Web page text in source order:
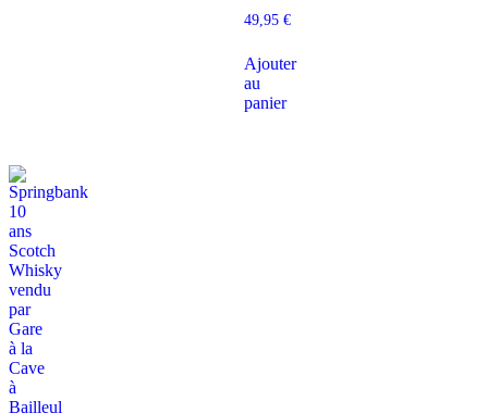
49,95 €
Ajouter
au
panier